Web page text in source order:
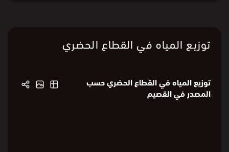
توزيع المياه في القطاع الحضري
توزيع المياه في القطاع الحضري حسب
المصدر في القصيم